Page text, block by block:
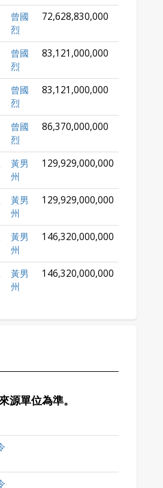
曾國
烈
72,628,830,000
曾國
烈
83,121,000,000
曾國
烈
83,121,000,000
曾國
烈
86,370,000,000
黃男
州
129,929,000,000
黃男
州
129,929,000,000
黃男
州
146,320,000,000
黃男
州
146,320,000,000
源單位為準。